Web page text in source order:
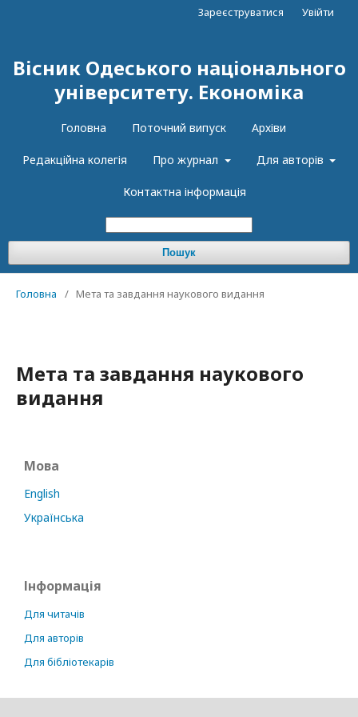
Вісник Одеського національного
університету. Економіка
Головна Поточний випуск Архіви
Редакційна колегія Про журнал Для авторів
Контактна інформація
Пошук
Зареєструватися Увійти
Головна / Мета та завдання наукового видання
Мета та завдання наукового
видання
Мова
English
Українська
Інформація
Для читачів
Для авторів
Для бібліотекарів